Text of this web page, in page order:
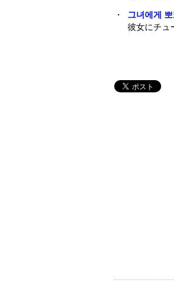
・
그녀에게
彼女にチュ